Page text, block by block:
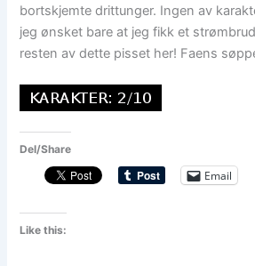
bortskjemte drittunger. Ingen av
jeg ønsket bare at jeg fikk et
resten av dette pisset her! Faens
Del/Share
Email
Like this: